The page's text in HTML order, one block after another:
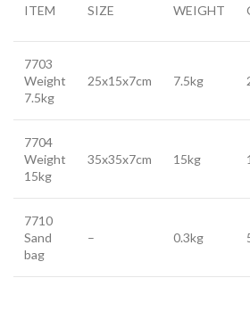
ITEM SIZE WEIGHT
7703
Weight
7.5kg
25x15x7cm 7.5kg
7704
Weight
15kg
35x35x7cm 15kg 1
7710
Sand
bag
– 0.3kg